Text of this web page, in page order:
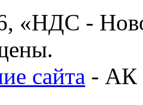
«НДС -
сайта - АК